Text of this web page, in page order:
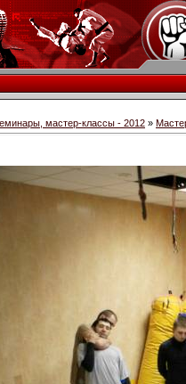
мастер-классы - 2012 »